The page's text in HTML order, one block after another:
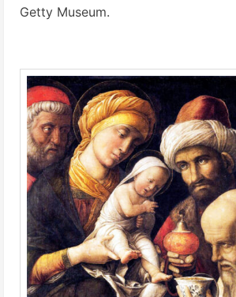
Getty Museum.